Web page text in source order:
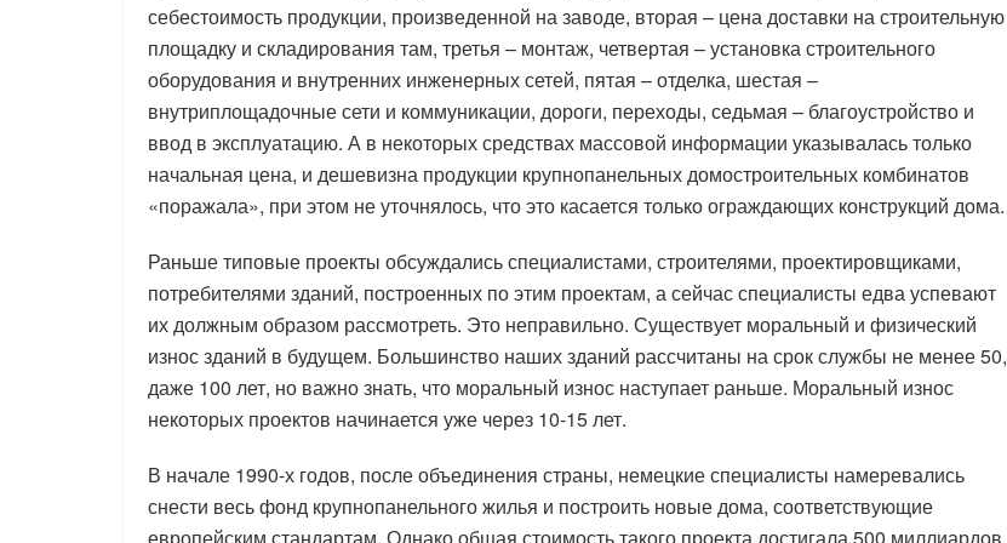
себестоимость продукции, произведенной на заводе, вторая – цена доставки на строительную
площадку и складирования там, третья – монтаж, четвертая – установка строительного
оборудования и внутренних инженерных сетей, пятая – отделка, шестая –
внутриплощадочные сети и коммуникации, дороги, переходы, седьмая – благоустройство и
ввод в эксплуатацию. А в некоторых средствах массовой информации указывалась только
начальная цена, и дешевизна продукции крупнопанельных домостроительных комбинатов
«поражала», при этом не уточнялось, что это касается только ограждающих конструкций дома.
Раньше типовые проекты обсуждались специалистами, строителями, проектировщиками,
потребителями зданий, построенных по этим проектам, а сейчас специалисты едва успевают
их должным образом рассмотреть. Это неправильно. Существует моральный и физический
износ зданий в будущем. Большинство наших зданий рассчитаны на срок службы не менее 50,
даже 100 лет, но важно знать, что моральный износ наступает раньше. Моральный износ
некоторых проектов начинается уже через 10-15 лет.
В начале 1990-х годов, после объединения страны, немецкие специалисты намеревались
снести весь фонд крупнопанельного жилья и построить новые дома, соответствующие
европейским стандартам. Однако общая стоимость такого проекта достигала 500 миллиардов